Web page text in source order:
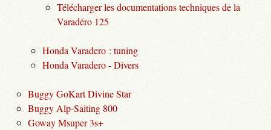
Télécharger les documentations techniques de la
Varadéro 125
Honda Varadero : tuning
Honda Varadero - Divers
Buggy GoKart Divine Star
Buggy Alp-Saiting 800
Goway Msuper 3s+